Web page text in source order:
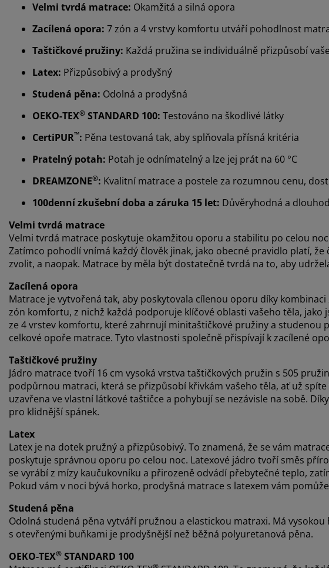
Velmi tvrdá matrace: Okamžitá a silná opora
Zacílená opora: 7 zón a 4 vrstvy komfortu utváří pohodlnost
Taštičkové pružiny: Každá pružina se individuálně přizpůsobí
Latex: Přizpůsobivý a prodyšný
Studená pěna: Odolná a prodyšná
OEKO-TEX® STANDARD 100: Testováno na škodlivé látky
CertiPUR™: Pěna testovaná tak, aby splňovala přísná kritéria
Pratelný potah: Potah je odnímatelný a lze jej prát na 60 °C
DREAMZONE®: Kvalitní matrace a postele za rozumnou cenu,
100denní zkušební doba a záruka 15 let: Důvěryhodná a
Velmi tvrdá matrace
Velmi tvrdá matrace poskytuje okamžitou oporu a stabilitu po celou
Zatímco pohodlí vnímá každý člověk jinak, jako obecné pravidlo platí,
zvolit, a naopak. Matrace by měla být dostatečně tvrdá na to, aby
Zacílená opora
Matrace je vytvořená tak, aby poskytovala cílenou oporu díky
zón komfortu, z nichž každá podporuje klíčové oblasti vašeho těla, jako
ze 4 vrstev komfortu, které zahrnují minitaštičkové pružiny a studenou
celkové opoře matrace. Tyto vlastnosti společně přispívají k zacílené
Taštičkové pružiny
Jádro matrace tvoří 16 cm vysoká vrstva taštičkových pružin s 505
podpůrnou matraci, která se přizpůsobí křivkám vašeho těla, ať už
uzavřena ve vlastní látkové taštičce a pohybují se nezávisle na sobě.
pro klidnější spánek.
Latex
Latex je na dotek pružný a přizpůsobivý. To znamená, že se vám
poskytuje správnou oporu po celou noc. Latexové jádro tvoří směs
se vyrábí z mízy kaučukovníku a přirozeně odvádí přebytečné teplo,
Pokud vám v noci bývá horko, prodyšná matrace s latexem vám
Studená pěna
Odolná studená pěna vytváří pružnou a elastickou matraxi. Má
s otevřenými buňkami je prodyšnější než běžná polyuretanová pěna.
OEKO-TEX® STANDARD 100